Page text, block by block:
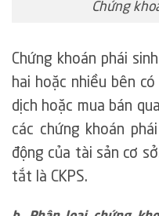
Chứng
Chứng khoán phái
hai hoặc nhiều bên
dịch hoặc mua bán
các chứng khoán
động của tài sản cơ
tắt là CKPS.